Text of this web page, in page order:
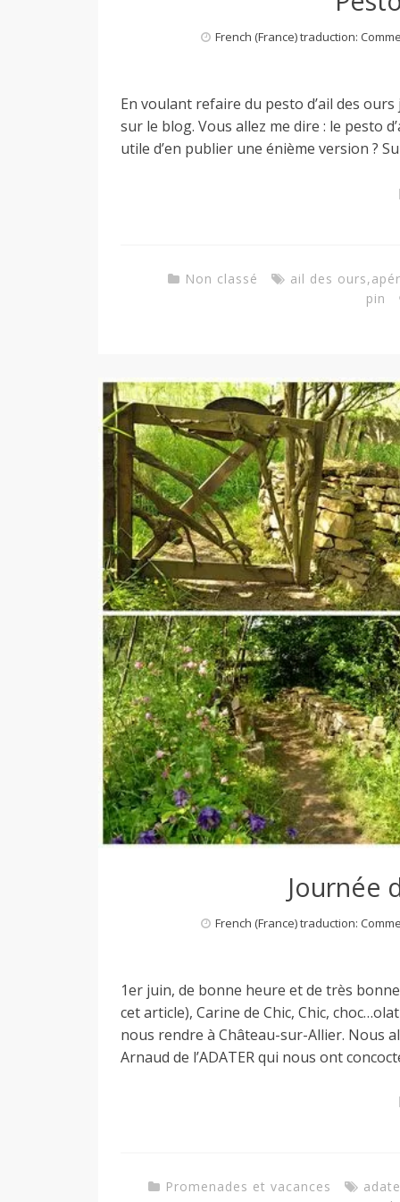
n
French (France) traduction:
En voulant refaire du pesto d’ail des
sur le blog. Vous allez me dire : le pesto
utile d’en publier une énième version ?
Non classé ail des ours,
pin
Journée
French (France) traduction:
1er juin, de bonne heure et de très
cet article), Carine de Chic, Chic,
nous rendre à Château-sur-Allier. Nous
Arnaud de l’ADATER qui nous ont
Promenades et vacances